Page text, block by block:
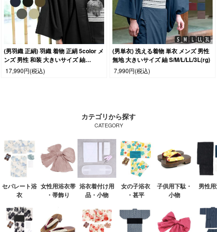
(男羽織 正絹) 羽織 着物 正絹 5color メ
ンズ 男性 和装 大きいサイズ 紬
S/M/L/LL/3L
17,990円(税込)
(男単衣) 洗える着物 単衣 メンズ 男性
無地 大きいサイズ 紬 S/M/L/LL/3L(rg)
7,990円(税込)
カテゴリから探す
CATEGORY
セパレート浴
衣
女性用浴衣帯
・帯飾り
浴衣着付け用
品・小物
女の子浴衣
・甚平
子供用下駄・
小物
男性